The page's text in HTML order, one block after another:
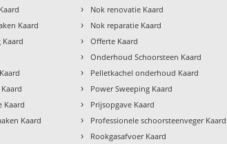
Kaard
Kaard
Kaard
› Nok renovatie Kaard
› Nok reparatie Kaard
› Offerte Kaard
› Onderhoud Schoorsteen Kaard
› Pelletkachel onderhoud Kaard
› Power Sweeping Kaard
› Prijsopgave Kaard
› Professionele schoorsteenveger Kaard
› Rookgasafvoer Kaard